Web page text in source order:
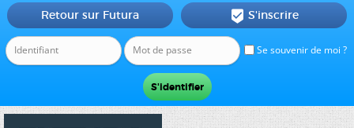
Se souvenir de moi ?
Retour sur Futura  S'inscrire